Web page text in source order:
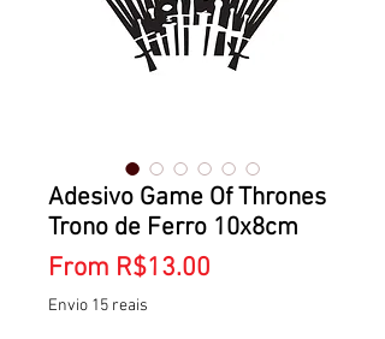
Adesivo Game Of Thrones
Trono de Ferro 10x8cm
From R$13.00
Envio 15 reais